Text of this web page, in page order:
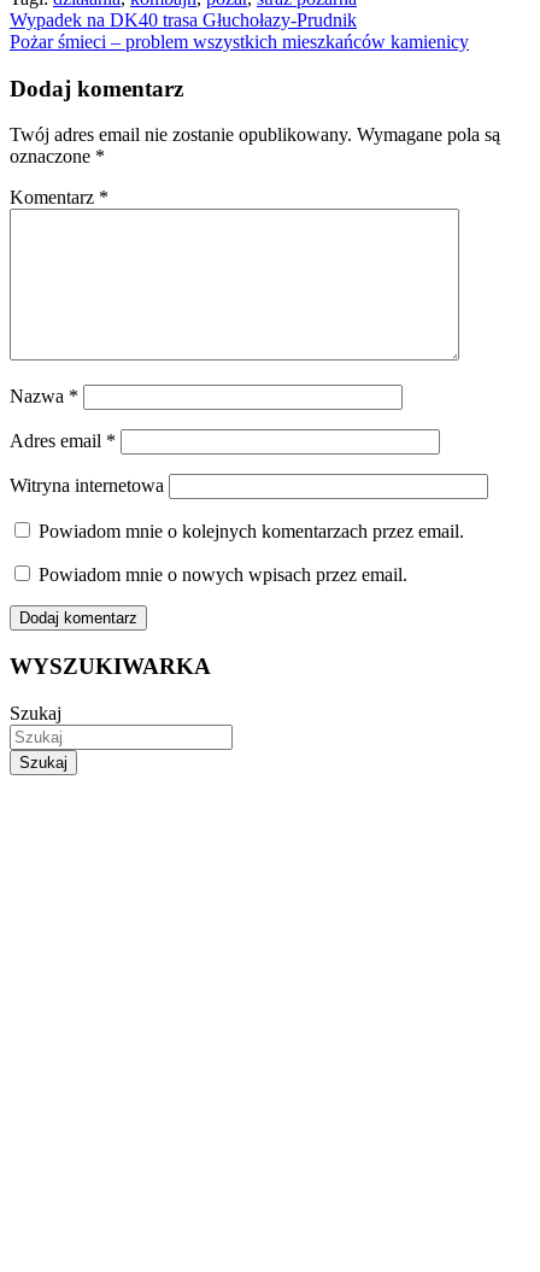
Nawigacja
wpisu
Wypadek na DK40 trasa Głuchołazy-Prudnik
Pożar śmieci – problem wszystkich mieszkańców kamienicy
Dodaj komentarz
Twój adres email nie zostanie opublikowany. Wymagane pola są
oznaczone *
Komentarz *
Nazwa *
Adres email *
Witryna internetowa
Powiadom mnie o kolejnych komentarzach przez email.
Powiadom mnie o nowych wpisach przez email.
WYSZUKIWARKA
Szukaj
Szukaj